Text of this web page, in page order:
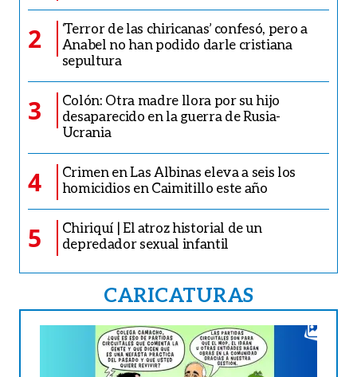
2
‘Terror de las chiricanas’ confesó, pero a
Anabel no han podido darle cristiana
sepultura
3
Colón: Otra madre llora por su hijo
desaparecido en la guerra de Rusia-
Ucrania
4
Crimen en Las Albinas eleva a seis los
homicidios en Caimitillo este año
5
Chiriquí | El atroz historial de un
depredador sexual infantil
CARICATURAS